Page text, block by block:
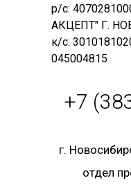
+7
г.
отдел
р/с:
АКЦЕПТ" Г.
к/с:
045004815